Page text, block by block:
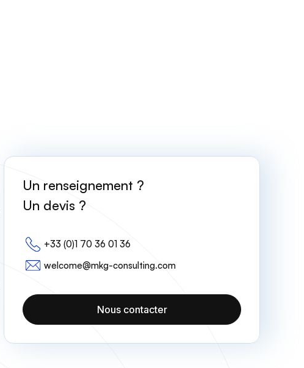
Un renseignement ?
Un devis ?
+33 (0)1 70 36 01 36
welcome@mkg-consulting.com
Nous contacter